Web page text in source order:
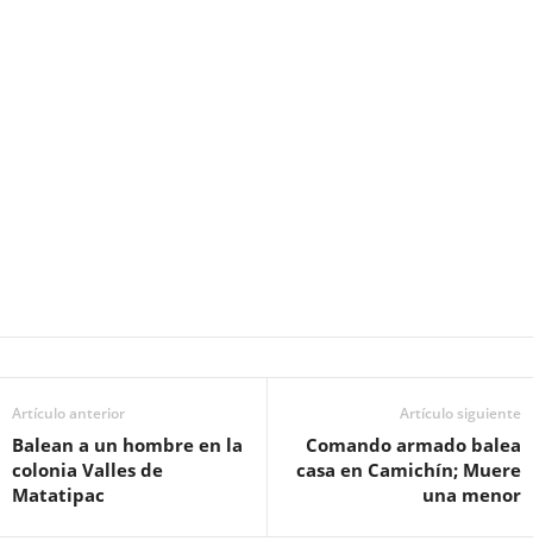
Artículo anterior
Balean a un hombre en la
colonia Valles de
Matatipac
Artículo siguiente
Comando armado balea
casa en Camichín; Muere
una menor